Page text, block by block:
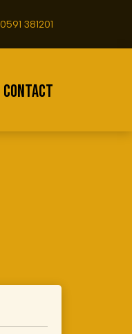
0591 381201
CONTACT